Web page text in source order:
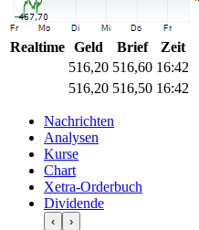
Realtime Geld Brief
Zeit
516,20 516,50 16:42
516,20 516,50 16:42
Nachrichten
Analysen
Kurse
Chart
Xetra-Orderbuch
Dividende
‹ ›